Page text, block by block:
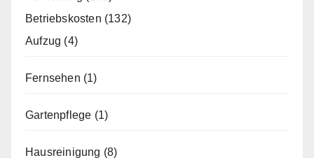
Betriebskosten (132)
Aufzug (4)
Fernsehen (1)
Gartenpflege (1)
Hausreinigung (8)